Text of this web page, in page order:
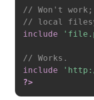
// Won't
// local
include
// Works.
include
?>